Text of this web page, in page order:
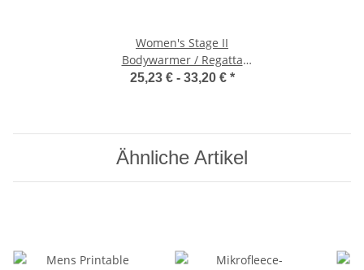
Women's Stage II
Bodywarmer / Regatta
TRA832
25,23 € - 33,20 € *
Ähnliche Artikel